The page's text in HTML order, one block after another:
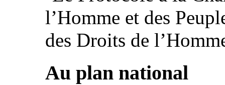
l’Homme et des
des Droits de
Au plan national